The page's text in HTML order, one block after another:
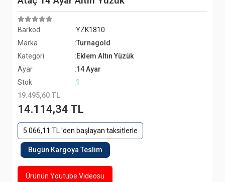
Barkod
:YZK1810
Marka
:Turnagold
Kategori
:Eklem Altın Yüzük
Ayar
:14 Ayar
Stok
:1
19.495,60 TL
14.114,34 TL
5.066,11 TL 'den başlayan taksitlerle
Bugün Kargoya Teslim
Ürünün Youtube Videosu